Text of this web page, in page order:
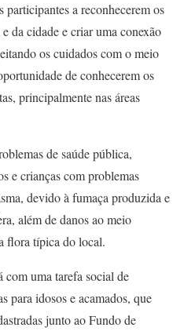
a reconhecerem os
da cidade e criar uma conexão
os cuidados com o meio
de conhecerem os
principalmente nas áreas
de saúde pública,
e crianças com problemas
devido à fumaça produzida e
além de danos ao meio
flora típica do local.
com uma tarefa social de
para idosos e acamados, que
junto ao Fundo de